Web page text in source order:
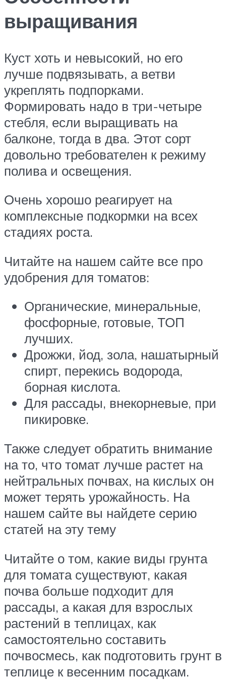
выращивания
Куст хоть и невысокий, но его
лучше подвязывать, а ветви
укреплять подпорками.
Формировать надо в три-четыре
стебля, если выращивать на
балконе, тогда в два. Этот сорт
довольно требователен к режиму
полива и освещения.
Очень хорошо реагирует на
комплексные подкормки на всех
стадиях роста.
Читайте на нашем сайте все про
удобрения для томатов:
Органические, минеральные,
фосфорные, готовые, ТОП
лучших.
Дрожжи, йод, зола, нашатырный
спирт, перекись водорода,
борная кислота.
Для рассады, внекорневые, при
пикировке.
Также следует обратить внимание
на то, что томат лучше растет на
нейтральных почвах, на кислых он
может терять урожайность. На
нашем сайте вы найдете серию
статей на эту тему
Читайте о том, какие виды грунта
для томата существуют, какая
почва больше подходит для
рассады, а какая для взрослых
растений в теплицах, как
самостоятельно составить
почвосмесь, как подготовить грунт в
теплице к весенним посадкам.